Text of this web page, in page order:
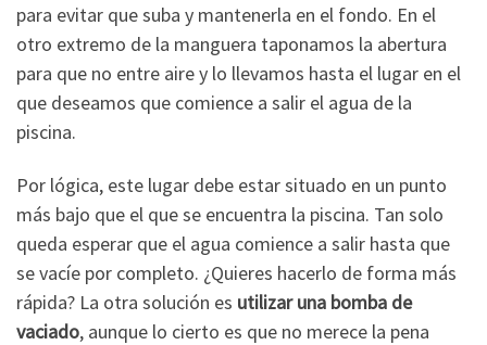
para evitar que suba y mantenerla en el fondo. En el
otro extremo de la manguera taponamos la abertura
para que no entre aire y lo llevamos hasta el lugar en el
que deseamos que comience a salir el agua de la
piscina.
Por lógica, este lugar debe estar situado en un punto
más bajo que el que se encuentra la piscina. Tan solo
queda esperar que el agua comience a salir hasta que
se vacíe por completo. ¿Quieres hacerlo de forma más
rápida? La otra solución es utilizar una bomba de
vaciado, aunque lo cierto es que no merece la pena